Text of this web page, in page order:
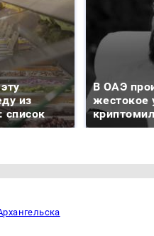
из
список
В ОАЭ
жестокое